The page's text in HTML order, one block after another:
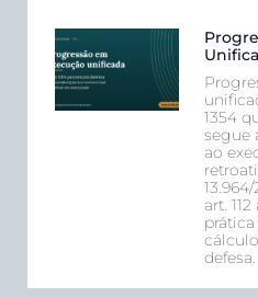
1354
segue
ao
art.
defesa.